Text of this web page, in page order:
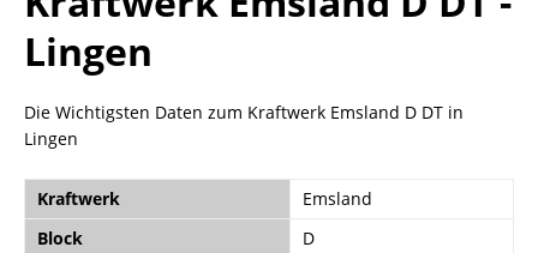
Lingen
Die Wichtigsten Daten zum Kraftwerk Emsland D DT in
Lingen
Kraftwerk
Emsland
Block
D